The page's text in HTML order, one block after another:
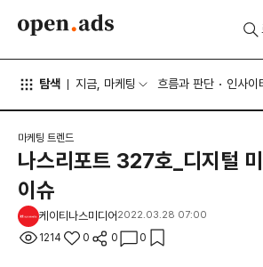
탐색 지금, 마케팅 흐름과 판단 인사이
마케팅 트렌드
나스리포트 327호_디지털
이슈
케이티나스미디어 2022.03.28 07:00
1214 0 0 0